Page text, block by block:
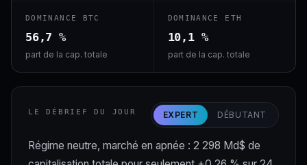
DOMINANCE BTC
56,7 %
part de la cap. totale
DOMINANCE ETH
10,1 %
part de la cap. totale
LE DÉBRIEF DU JOUR EXPERT DÉBUTANT
Régime neutre, marché en apnée : 2 298 Md$ de